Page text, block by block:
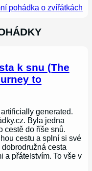
pohádka o zvířátkách
k snu (The
to
generated.
Byla jedna
cestě do říše snů.
cestu a splní si své
cesta
a přátelstvím. To vše v